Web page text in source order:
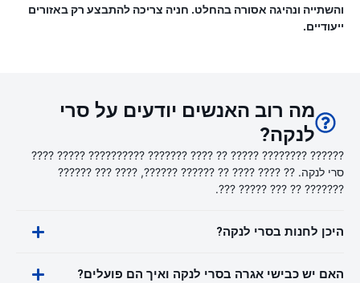
והשתייה ונהיגה אסורה בהחלט. חניה צריכה להתבצע רק באזורים
ייעודיים.
מה רוב האנשים יודעים על סרי
לנקה?
?????? ???????? ????? ?? ???? ??????? ?????????? ????? ????
סרי לנקה. ?? ???? ???? ?? ?????? ??????, ???? ??? ??????
??????? ?? ??? ????? ???.
היכן לחנות בסרי לנקה?
האם יש כבישי אגרה בסרי לנקה ואיך הם פועלים?